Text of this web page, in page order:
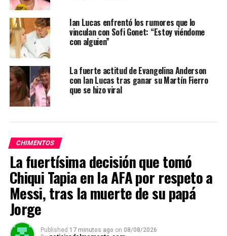
Ian Lucas enfrentó los rumores que lo
vinculan con Sofi Gonet: “Estoy viéndome
con alguien”
La fuerte actitud de Evangelina Anderson
con Ian Lucas tras ganar su Martín Fierro
que se hizo viral
CHIMENTOS
La fuertísima decisión que tomó
Chiqui Tapia en la AFA por respeto a
Messi, tras la muerte de su papá
Jorge
Published 17 minutos ago on 08/08/2026